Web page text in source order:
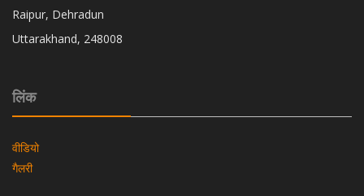
Raipur, Dehradun
Uttarakhand, 248008
लिंक
वीडियो
गैलरी